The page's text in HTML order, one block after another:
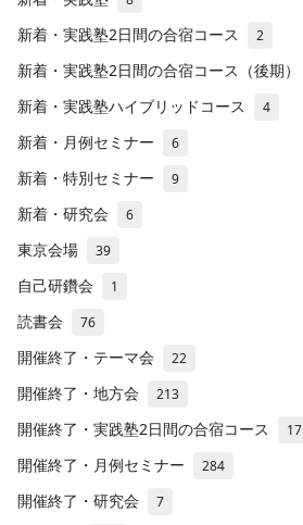
新着・実践塾2日間の合宿コース 2
新着・実践塾2日間の合宿コース（後期）
新着・実践塾ハイブリッドコース 4
新着・月例セミナー 6
新着・特別セミナー 9
新着・研究会 6
東京会場 39
自己研鑽会 1
読書会 76
開催終了・テーマ会 22
開催終了・地方会 213
開催終了・実践塾2日間の合宿コース 17
開催終了・月例セミナー 284
開催終了・研究会 7